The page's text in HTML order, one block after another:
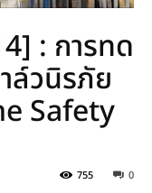
: การทด
ล์วนิรภัย
Safety
0
755